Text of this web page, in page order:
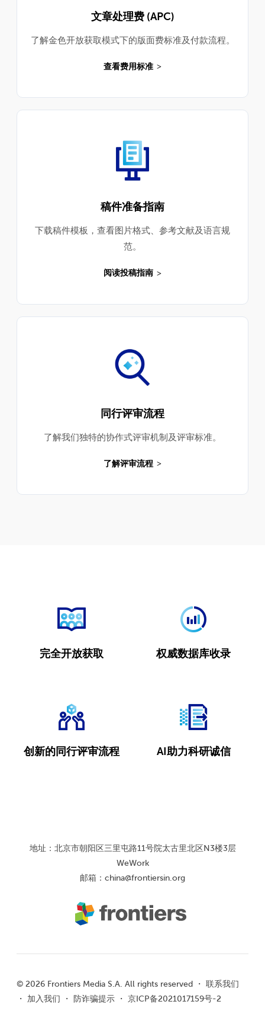
文章处理费 (APC)
了解金色开放获取模式下的版面费标准及付款流程。
查看费用标准
稿件准备指南
下载稿件模板，查看图片格式、参考文献及语言规
范。
阅读投稿指南
同行评审流程
了解我们独特的协作式评审机制及评审标准。
了解评审流程
完全开放获取 权威数据库收录
创新的同行评审流程 AI助力科研诚信
地址：北京市朝阳区三里屯路11号院太古里北区N3楼3层
WeWork
邮箱： china@frontiersin.org
© 2026 Frontiers Media S.A. All rights reserved ・ 联系我们
・ 加入我们 ・ 防诈骗提示 ・ 京ICP备2021017159号-2